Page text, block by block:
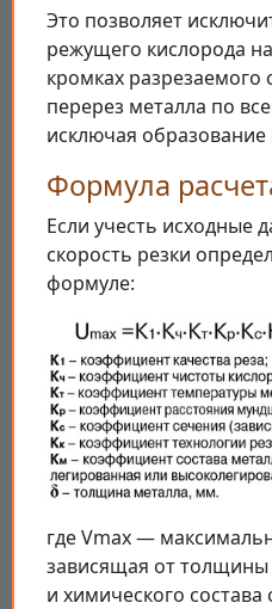
Это позволяет
режущего кислорода
кромках разрезаемого
перерез металла по
исключая
Формула
Если учесть исходные
скорость резки
формуле:
где Vmax —
зависящая от
и химического состава